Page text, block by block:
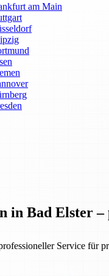
am Main
in Bad Elster
Service für